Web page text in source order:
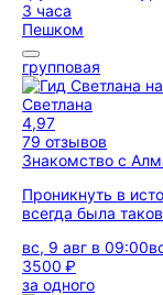
3 часа
Пешком
групповая
Светлана
4,97
79 отзывов
Знакомство с
Проникнуть в
всегда была
вс, 9 авг в 09:00
3500 ₽
за одного